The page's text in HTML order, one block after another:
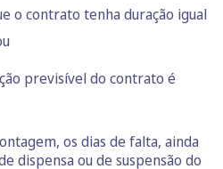
o contrato tenha duração igual
previsível do contrato é
os dias de falta, ainda
dispensa ou de suspensão do